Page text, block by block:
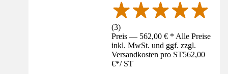
(3)
Preis — 562,00 € * Alle Preise
inkl. MwSt. und ggf. zzgl.
Versandkosten pro ST562,00
€*/ ST